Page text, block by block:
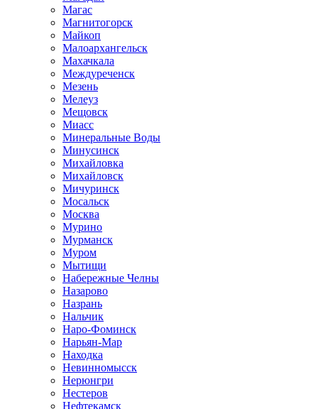
Магас
Магнитогорск
Майкоп
Малоархангельск
Махачкала
Междуреченск
Мезень
Мелеуз
Мещовск
Миасс
Минеральные Воды
Минусинск
Михайловка
Михайловск
Мичуринск
Мосальск
Москва
Мурино
Мурманск
Муром
Мытищи
Набережные Челны
Назарово
Назрань
Нальчик
Наро-Фоминск
Нарьян-Мар
Находка
Невинномысск
Нерюнгри
Нестеров
Нефтекамск